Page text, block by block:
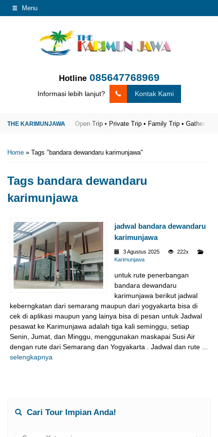
Menu
Hotline 085647768969
Informasi lebih lanjut? Kontak Kami
Terpercaya Open Trip • Private Trip • Family Trip • Gathering
Home » Tags "bandara dewandaru karimunjawa"
Tags bandara dewandaru
karimunjawa
jadwal bandara dewandaru
karimunjawa
3 Agustus 2025
222x
Karimunjawa
untuk rute penerbangan
bandara dewandaru
karimunjawa berikut jadwal
keberngkatan dari semarang maupun dari yogyakarta bisa di
cek di aplikasi maupun yang lainya bisa di pesan untuk Jadwal
pesawat ke Karimunjawa adalah tiga kali seminggu, setiap
Senin, Jumat, dan Minggu, menggunakan maskapai Susi Air
dengan rute dari Semarang dan Yogyakarta . Jadwal dan rute ...
selengkapnya
Cari Tour Impian Anda!